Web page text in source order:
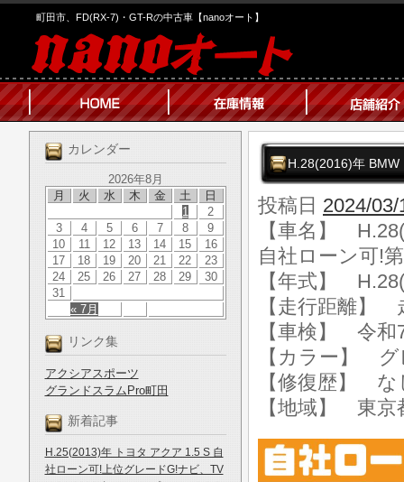
町田市、FD(RX-7)・GT-Rの中古車【nanoオート】
カレンダー
2026年8月
月
火 水 木 金 土 日
« 7月
1
2
3
4 5 6 7 8
9
10
11 12 13 14 15
16
17
18 19 20 21 22
23
24
25 26 27 28 29
30
31
リンク集
アクシアスポーツ
グランドスラムPro町田
新着記事
H.25(2013)年 トヨタ アクア 1.5 S 自
社ローン可!上位グレードG!ナビ、TV
H.28(2016)年 BMW
投稿日 2024/03/
【車名】
自社ローン可!
【年式】
【走行距離】
【車検】 令和
【カラー】 グ
【修復歴】 な
【地域】 東京